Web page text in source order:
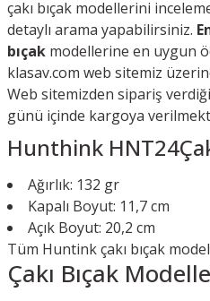
çakı bıçak modellerini
detaylı arama yapabilirsiniz.
bıçak modellerine en uygun
klasav.com web sitemiz
Web sitemizden sipariş
günü içinde kargoya
Hunthink
Ağırlık: 132 gr
Kapalı Boyut: 11,7 cm
Açık Boyut: 20,2 cm
Tüm Huntink çakı bıçak
Çakı Bıçak